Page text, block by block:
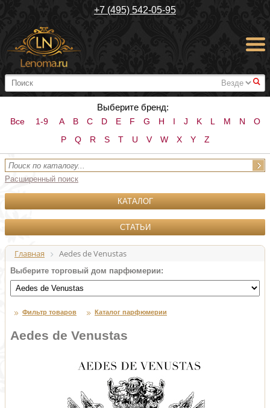
+7 (495) 542-05-95
#
Выберите бренд:
Все 1-9 A B C D E F G H I J K L M N
O
P
Q R S T U V W X Y Z
Расширенный поиск
КАТАЛОГ
СТАТЬИ
Главная Aedes de Venustas
Выберите торговый дом парфюмерии:
Фильтр товаров Каталог парфюмерии
Aedes de Venustas